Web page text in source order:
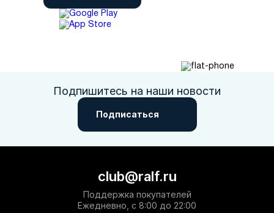
Подпишитесь на наши новости
Подписаться
club@ralf.ru
Поддержка покупателей
Ежедневно, с 8:00 до 22:00